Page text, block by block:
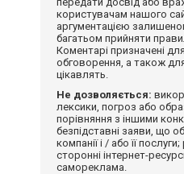
користувачам нашого
аргументацією
багатьом прийняти
Коментарі призначені
обговорення, а також
цікавлять.
Не дозволяється:
лексики, погроз або
порівняння з іншими
безпідставні заяви, що
компанії і / або її
сторонні інтернет-
самореклама.